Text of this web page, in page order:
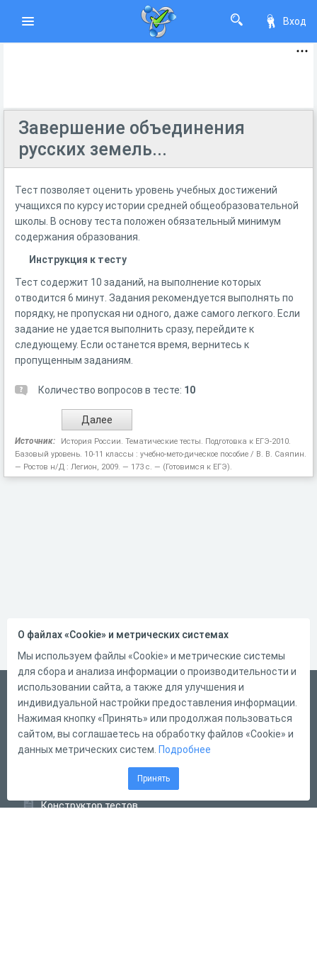
Вход
Завершение объединения
русских земель...
Тест позволяет оценить уровень учебных достижений
учащихся по курсу истории средней общеобразовательной
школы. В основу теста положен обязательный минимум
содержания образования.
Инструкция к тесту
Тест содержит 10 заданий, на выполнение которых
отводится 6 минут. Задания рекомендуется выполнять по
порядку, не пропуская ни одного, даже самого легкого. Если
задание не удается выполнить сразу, перейдите к
следующему. Если останется время, вернитесь к
пропущенным заданиям.
Количество вопросов в тесте: 10
Источник:
История России. Тематические тесты. Подготовка к ЕГЭ-2010.
Базовый уровень. 10-11 классы : учебно-мето-дическое пособие / В. В. Саяпин.
— Ростов н/Д : Легион, 2009. — 173 с. — (Готовимся к ЕГЭ).
Русский
Справка
Форма обратной связи
Конструктор тестов
О файлах «Cookie» и метрических системах
Мы используем файлы «Cookie» и метрические системы
для сбора и анализа информации о производительности и
использовании сайта, а также для улучшения и
индивидуальной настройки предоставления информации.
Нажимая кнопку «Принять» или продолжая пользоваться
сайтом, вы соглашаетесь на обработку файлов «Cookie» и
данных метрических систем. Подробнее
Принять